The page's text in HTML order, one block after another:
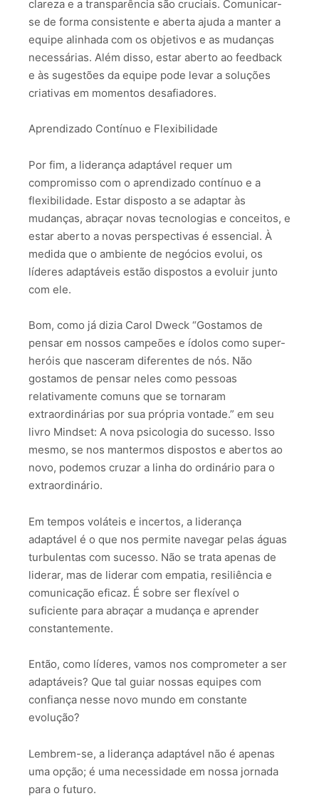
clareza e a transparência são cruciais. Comunicar-
se de forma consistente e aberta ajuda a manter a
equipe alinhada com os objetivos e as mudanças
necessárias. Além disso, estar aberto ao feedback
e às sugestões da equipe pode levar a soluções
criativas em momentos desafiadores.
Aprendizado Contínuo e Flexibilidade
Por fim, a liderança adaptável requer um
compromisso com o aprendizado contínuo e a
flexibilidade. Estar disposto a se adaptar às
mudanças, abraçar novas tecnologias e conceitos, e
estar aberto a novas perspectivas é essencial. À
medida que o ambiente de negócios evolui, os
líderes adaptáveis estão dispostos a evoluir junto
com ele.
Bom, como já dizia Carol Dweck “Gostamos de
pensar em nossos campeões e ídolos como super-
heróis que nasceram diferentes de nós. Não
gostamos de pensar neles como pessoas
relativamente comuns que se tornaram
extraordinárias por sua própria vontade.” em seu
livro Mindset: A nova psicologia do sucesso. Isso
mesmo, se nos mantermos dispostos e abertos ao
novo, podemos cruzar a linha do ordinário para o
extraordinário.
Em tempos voláteis e incertos, a liderança
adaptável é o que nos permite navegar pelas águas
turbulentas com sucesso. Não se trata apenas de
liderar, mas de liderar com empatia, resiliência e
comunicação eficaz. É sobre ser flexível o
suficiente para abraçar a mudança e aprender
constantemente.
Então, como líderes, vamos nos comprometer a ser
adaptáveis? Que tal guiar nossas equipes com
confiança nesse novo mundo em constante
evolução?
Lembrem-se, a liderança adaptável não é apenas
uma opção; é uma necessidade em nossa jornada
para o futuro.